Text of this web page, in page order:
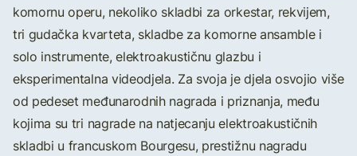
komornu operu, nekoliko skladbi za orkestar, rekvijem,
tri gudačka kvarteta, skladbe za komorne ansamble i
solo instrumente, elektroakustičnu glazbu i
eksperimentalna videodjela. Za svoja je djela osvojio više
od pedeset međunarodnih nagrada i priznanja, među
kojima su tri nagrade na natjecanju elektroakustičnih
skladbi u francuskom Bourgesu, prestižnu nagradu